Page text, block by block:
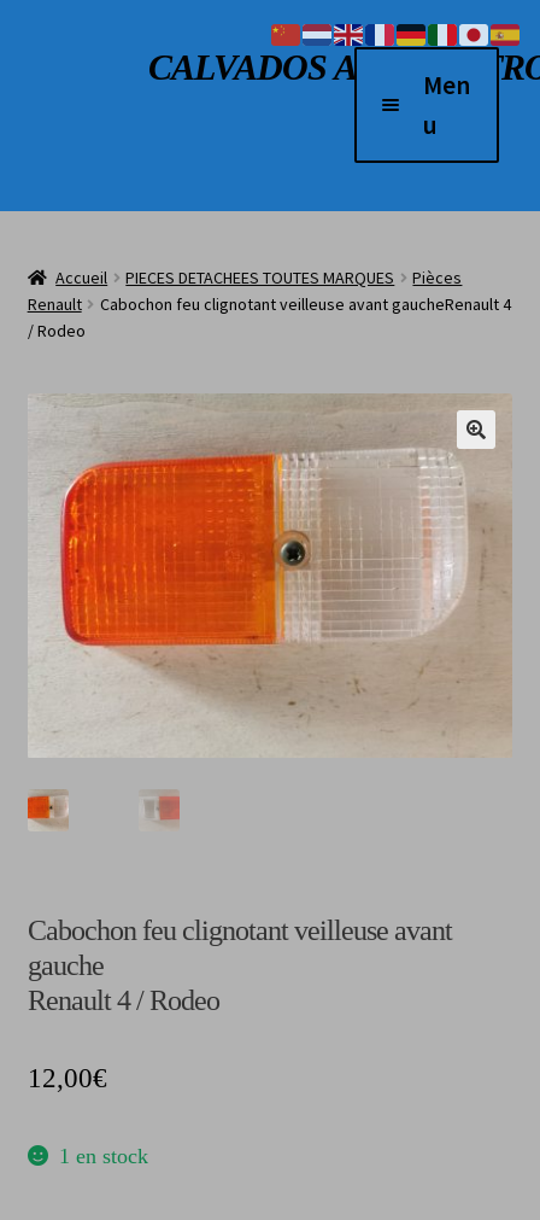
Aller à la navigation
Aller au contenu
CALVADOS AUTOMen
u
2 Roues
Véhicules vendus
L’atelier
Contact
CGV
Accueil PIECES DETACHEES TOUTES MARQUES
Pièces
Renault
Cabochon feu clignotant veilleuse avant gaucheRenault 4
/ Rodeo
Cabochon feu clignotant veilleuse avant
gauche
Renault 4 / Rodeo
12,00€
1 en stock